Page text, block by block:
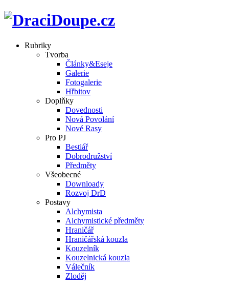
Rubriky
Tvorba
Články&Eseje
Galerie
Fotogalerie
Hřbitov
Doplňky
Dovednosti
Nová Povolání
Nové Rasy
Pro PJ
Bestiář
Dobrodružství
Předměty
Všeobecné
Downloady
Rozvoj DrD
Postavy
Alchymista
Alchymistické předměty
Hraničář
Hraničářská kouzla
Kouzelník
Kouzelnická kouzla
Válečník
Zloděj